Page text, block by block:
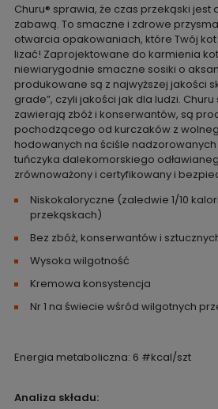
Churu® sprawia, że czas przekąski jest
zabawą. To smaczne i zdrowe
otwarcia opakowaniach, które Twój
lizać! Zaprojektowane do karmienia
niewiarygodnie smaczne sosiki o
produkowane są z najwyższej jakości
grade”, czyli jakości jak dla ludzi.
zawierają zbóż i konserwantów, są
pochodzącego od kurczaków z
hodowanych na ściśle
tuńczyka dalekomorskiego
zrównoważony i certyfikowany i
Niskokaloryczne (zaledwie 1/10
przekąskach)
Bez zbóż, konserwantów i
Wysoka wilgotność
Kremowa konsystencja
Nr 1 na świecie wśród wilgotnych
Energia metaboliczna: 6 #kcal/szt
Analiza składu: